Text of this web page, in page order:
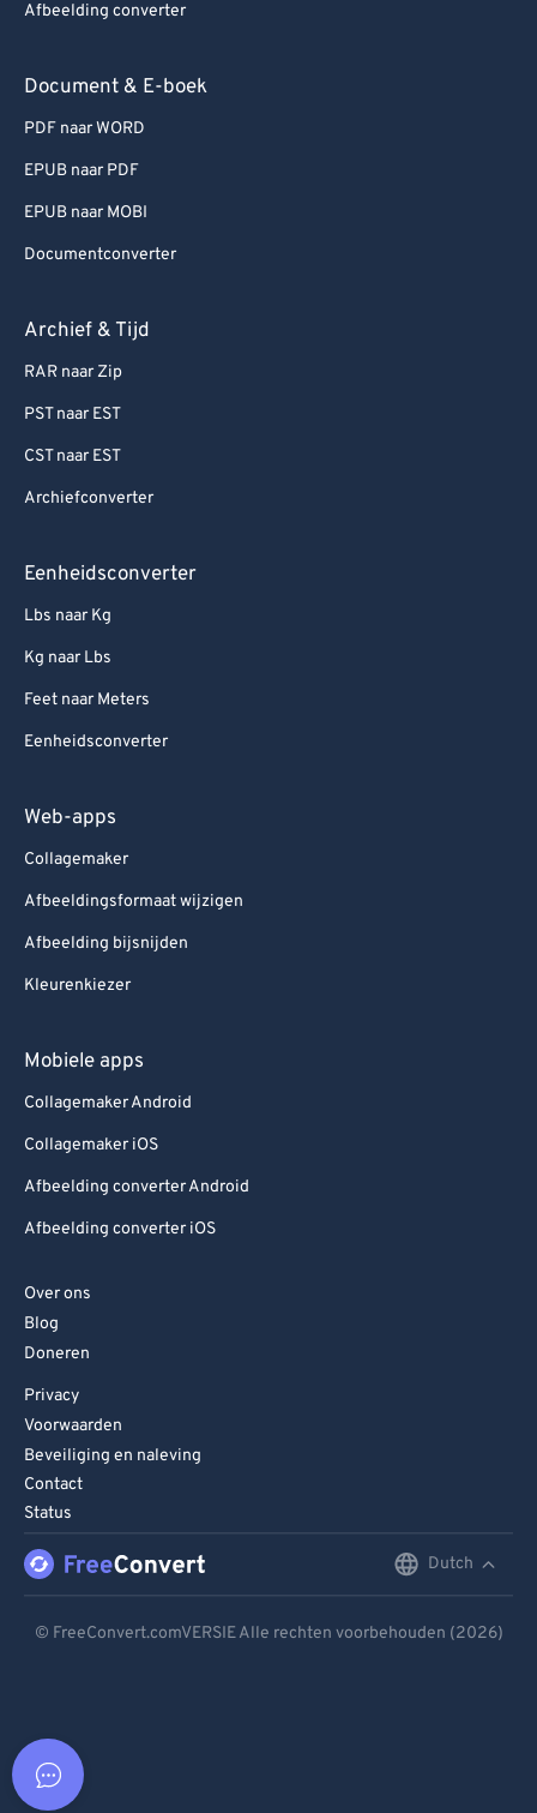
Afbeelding converter
Document & E-boek
PDF naar WORD
EPUB naar PDF
EPUB naar MOBI
Documentconverter
Archief & Tijd
RAR naar Zip
PST naar EST
CST naar EST
Archiefconverter
Eenheidsconverter
Lbs naar Kg
Kg naar Lbs
Feet naar Meters
Eenheidsconverter
Web-apps
Collagemaker
Afbeeldingsformaat wijzigen
Afbeelding bijsnijden
Kleurenkiezer
Mobiele apps
Collagemaker Android
Collagemaker iOS
Afbeelding converter Android
Afbeelding converter iOS
Over ons
Blog
Doneren
Privacy
Voorwaarden
Beveiliging en naleving
Contact
Status
Dutch
© FreeConvert.comVERSIE Alle rechten voorbehouden (2026)